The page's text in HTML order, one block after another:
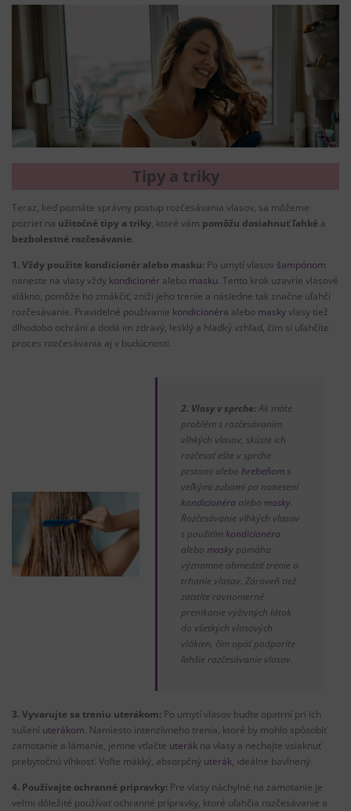
Tipy a triky
Teraz, keď poznáte správny postup rozčesávania vlasov, sa môžeme
pozrieť na užitočné tipy a triky, ktoré vám pomôžu dosiahnuť ľahké a
bezbolestné rozčesávanie.
1. Vždy použite kondicionér alebo masku: Po umytí vlasov šampónom
naneste na vlasy vždy kondicionér alebo masku. Tento krok uzavrie vlasové
vlákno, pomôže ho zmäkčiť, zníži jeho trenie a následne tak značne uľahčí
rozčesávanie. Pravidelné používanie kondicionéra alebo maskyvlasy tiež
dlhodobo ochráni a dodá im zdravý, lesklý a hladký vzhľad, čím si uľahčíte
proces rozčesávania aj v budúcnosti.
2. Vlasy v sprche:Ak máte
problém s rozčesávaním
vlhkých vlasov, skúste ich
rozčesať ešte v sprche
prstami alebohrebeňoms
veľkými zubami po nanesení
kondicionéra alebomasky.
Rozčesávanie vlhkých vlasov
s použitímkondicionéra
alebomasky pomáha
významne obmedziť trenie a
trhanie vlasov. Zároveň tiež
zaistíte rovnomerné
prenikanie výživných látok
do všetkých vlasových
vlákien, čím opäť podporíte
ľahšie rozčesávanie vlasov.
3. Vyvarujte sa treniu uterákom: Po umytí vlasov buďte opatrní pri ich
sušení uterákom. Namiesto intenzívneho trenia, ktoré by mohlo spôsobiť
zamotanie a lámanie, jemne vtlačte uterák na vlasy a nechajte vsiaknuť
prebytočnú vlhkosť. Voľte mäkký, absorpčný uterák, ideálne bavlnený.
4. Používajte ochranné prípravky: Pre vlasy náchylné na zamotanie je
veľmi dôležité používať ochranné prípravky, ktoré uľahčia rozčesávanie a